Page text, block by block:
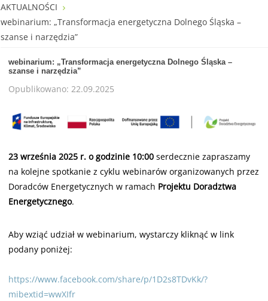
AKTUALNOŚCI
webinarium: „Transformacja energetyczna Dolnego Śląska –
szanse i narzędzia”
webinarium: „Transformacja energetyczna Dolnego Śląska –
szanse i narzędzia”
Opublikowano: 22.09.2025
23 września 2025 r. o godzinie 10:00serdecznie zapraszamy
na kolejne spotkanie z cyklu webinarów organizowanych przez
Doradców Energetycznych w ramach Projektu Doradztwa
Energetycznego.
Aby wziąć udział w webinarium, wystarczy kliknąć w link
podany poniżej:
https://www.facebook.com/share/p/1D2s8TDvKk/?
mibextid=wwXIfr